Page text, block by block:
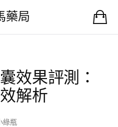
藥局
效果評測：
解析
綠瓶